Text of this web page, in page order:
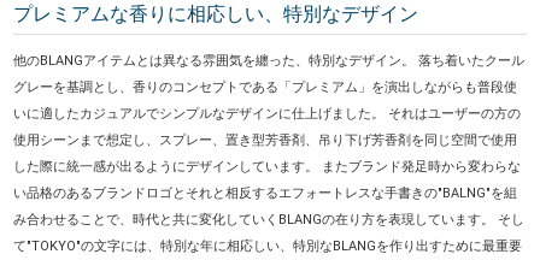
プレミアムな香りに相応しい、特別なデザイン
他のBLANGアイテムとは異なる雰囲気を纏った、特別なデザイン。 落ち着いたクール
グレーを基調とし、香りのコンセプトである「プレミアム」を演出しながらも普段使
いに適したカジュアルでシンプルなデザインに仕上げました。 それはユーザーの方の
使用シーンまで想定し、スプレー、置き型芳香剤、吊り下げ芳香剤を同じ空間で使用
した際に統一感が出るようにデザインしています。 またブランド発足時から変わらな
い品格のあるブランドロゴとそれと相反するエフォートレスな手書きの"BALNG"を組
み合わせることで、時代と共に変化していくBLANGの在り方を表現しています。 そし
て"TOKYO"の文字には、特別な年に相応しい、特別なBLANGを作り出すために最重要